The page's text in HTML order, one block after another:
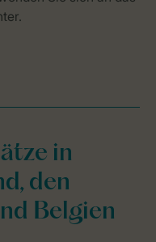
in
den
Belgien